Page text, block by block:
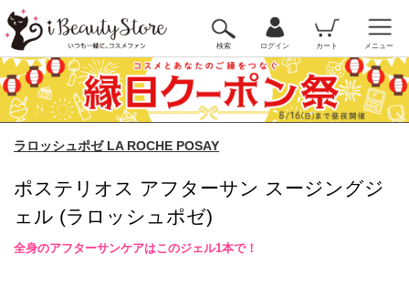
検索 ログイン カート メニュー
ラロッシュポゼ LA ROCHE POSAY
ポステリオス アフターサン スージングジ
ェル (ラロッシュポゼ)
全身のアフターサンケアはこのジェル1本で！